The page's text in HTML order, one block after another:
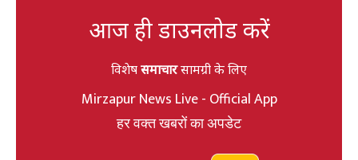
आज ही डाउनलोड करें
विशेषसमाचारसामग्री के लिए
Mirzapur News Live - Official App
हर वक्त खबरों का अपडेट